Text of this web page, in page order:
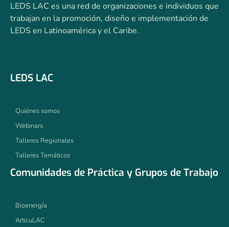
LEDS LAC es una red de organizaciones e individuos que
trabajan en la promoción, diseño e implementación de
LEDS en Latinoamérica y el Caribe.
LEDS LAC
Quiénes somos
Webinars
Talleres Regionales
Talleres Temáticos
Comunidades de Práctica y Grupos de Trabajo
Bioenergía
ArticuLAC